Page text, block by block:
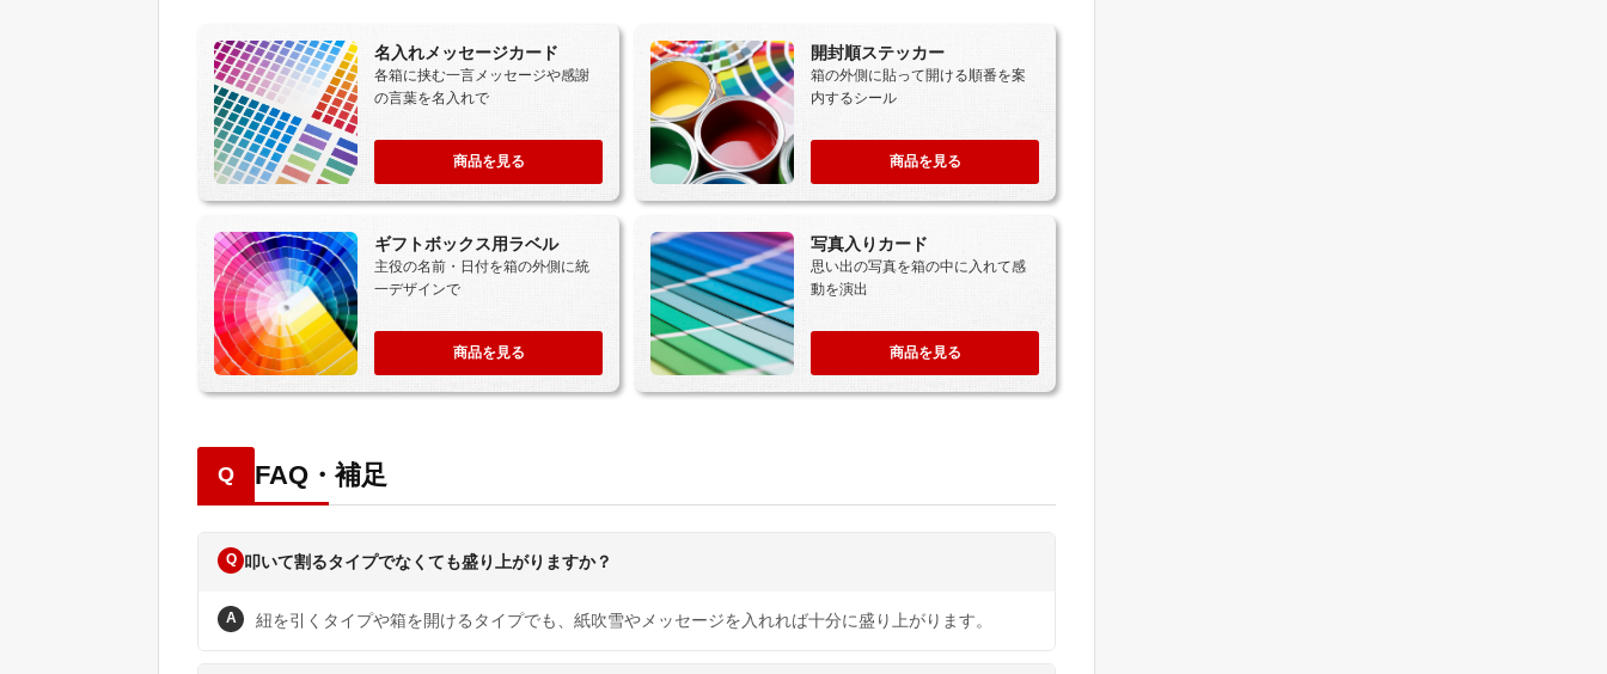
名入れメッセージカード
各箱に挟む一言メッセージや感謝
の言葉を名入れで
商品を見る
開封順ステッカー
箱の外側に貼って開ける順番を案
内するシール
商品を見る
ギフトボックス用ラベル
主役の名前・日付を箱の外側に統
一デザインで
商品を見る
写真入りカード
思い出の写真を箱の中に入れて感
動を演出
商品を見る
Q FAQ・補足
Q 叩いて割るタイプでなくても盛り上がりますか？
A 紐を引くタイプや箱を開けるタイプでも、紙吹雪やメッセージを入れれば十分に盛り上がります。